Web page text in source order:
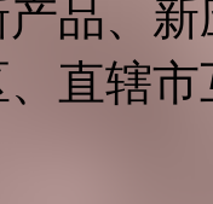
品、
直辖